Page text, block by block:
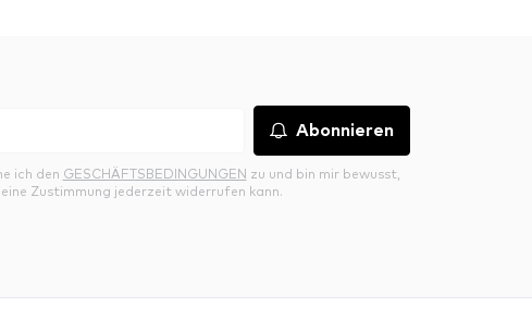
Abonnieren
ich den GESCHÄFTSBEDINGUNGEN zu und bin mir bewusst,
Zustimmung jederzeit widerrufen kann.